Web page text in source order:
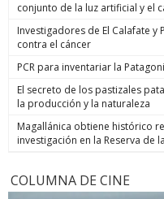
conjunto de la luz artificial y el
Investigadores de El Calafate y
contra el cáncer
PCR para inventariar la
El secreto de los pastizales
la producción y la naturaleza
Magallánica obtiene histórico
investigación en la Reserva de
COLUMNA DE CINE